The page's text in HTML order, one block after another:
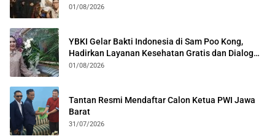
Kolosal
01/08/2026
YBKI Gelar Bakti Indonesia di Sam Poo Kong,
Hadirkan Layanan Kesehatan Gratis dan Dialog
Kebangsaan
01/08/2026
Tantan Resmi Mendaftar Calon Ketua PWI Jawa
Barat
31/07/2026